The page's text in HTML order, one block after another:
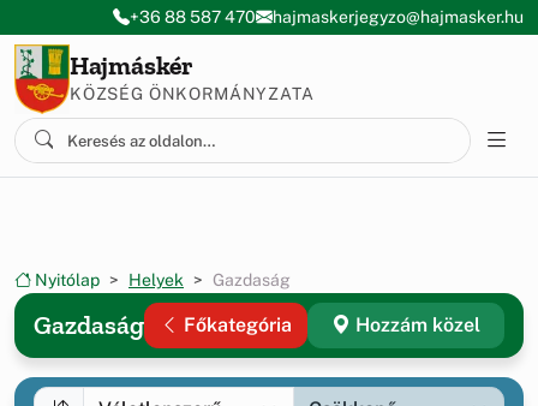
Ugrás a menüre
Ugrás a tartalomra
+36 88 587 470 hajmaskerjegyzo@hajmasker.hu
Hajmáskér
KÖZSÉG ÖNKORMÁNYZATA
Nyitólap Helyek Gazdaság
Gazdaság Főkategória Hozzám közel